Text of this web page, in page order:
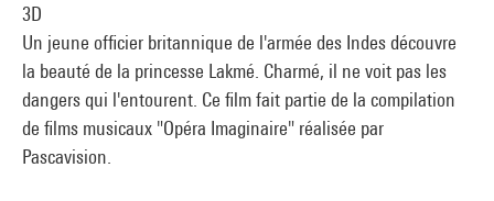
3D
Un jeune officier britannique de l'armée des Indes découvre
la beauté de la princesse Lakmé. Charmé, il ne voit pas les
dangers qui l'entourent. Ce film fait partie de la compilation
de films musicaux "Opéra Imaginaire" réalisée par
Pascavision.